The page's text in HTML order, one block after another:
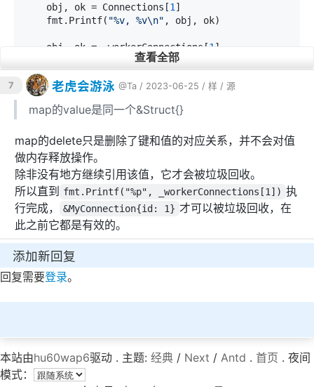
	obj, ok = Connections[
1 ]
	fmt.Printf(
"%v, %v\n" , obj, ok)
	obj, ok = _workerConnections[
1 ]
"%v, %v\n", obj, ok)
}
{1}, true
&{1}, true
确实不会影响另一个
查看全部
7 老虎会游泳 @Ta / 2023-06-25 / 样 / 源
map的value是同一个&Struct{}
map的delete只是删除了键和值的对应关系，并不会对值
做内存释放操作。
除非没有地方继续引用该值，它才会被垃圾回收。
所以直到
fmt.Printf("%p", _workerConnections[1]) 执
行完成，
&MyConnection{id: 1} 才可以被垃圾回收，在
此之前它都是有效的。
添加新回复
回复需要登录。
本站由hu60wap6驱动 . 主题: 经典 / Next / Antd . 首页 . 夜间
模式：